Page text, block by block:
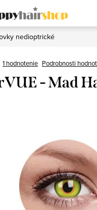
nedioptrické
1 hodnotenie Podrobnosti
- Mad